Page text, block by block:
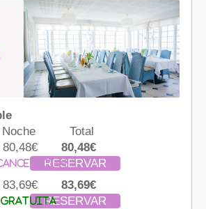
Noche
Total
80,48€
80,48€
RESERVAR
83,69€
83,69€
RESERVAR
gratuita